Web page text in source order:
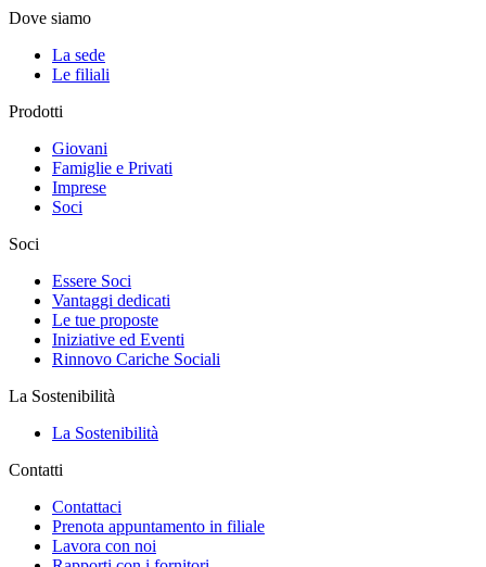
Dove siamo
La sede
Le filiali
Prodotti
Giovani
Famiglie e Privati
Imprese
Soci
Soci
Essere Soci
Vantaggi dedicati
Le tue proposte
Iniziative ed Eventi
Rinnovo Cariche Sociali
La Sostenibilità
La Sostenibilità
Contatti
Contattaci
Prenota appuntamento in filiale
Lavora con noi